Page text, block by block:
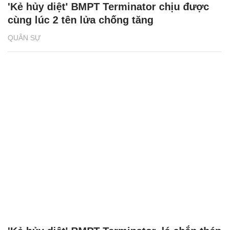
QUÂN SỰ
'Kẻ hủy diệt' BMPT Terminator chịu được
cùng lúc 2 tên lửa chống tăng